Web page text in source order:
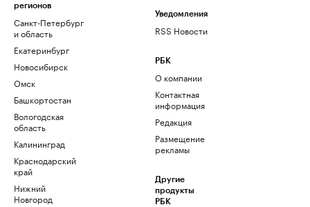
регионов
Санкт-Петербург
и область
Екатеринбург
Новосибирск
Омск
Башкортостан
Вологодская
область
Калининград
Краснодарский
край
Нижний
Новгород
Уведомления
RSS Новости
РБК
О компании
Контактная
информация
Редакция
Размещение
рекламы
Другие
продукты
РБК